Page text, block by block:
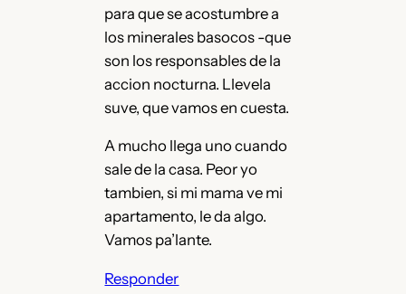
para que se acostumbre a
los minerales basocos -que
son los responsables de la
accion nocturna. Llevela
suve, que vamos en cuesta.
A mucho llega uno cuando
sale de la casa. Peor yo
tambien, si mi mama ve mi
apartamento, le da algo.
Vamos pa’lante.
Responder